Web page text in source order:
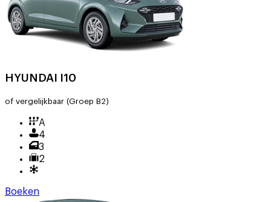
HYUNDAI I10
of vergelijkbaar (Groep B2)
A
4
3
2
Boeken